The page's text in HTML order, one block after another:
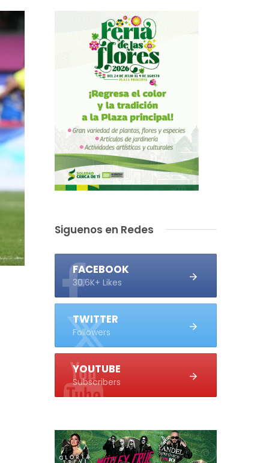
Siguenos en Redes
FACEBOOK
30.6K+ Likes
TWITTER
Followers
YOUTUBE
Subscribers